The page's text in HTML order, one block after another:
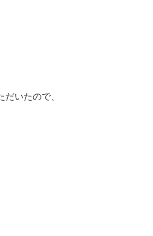
いたので、